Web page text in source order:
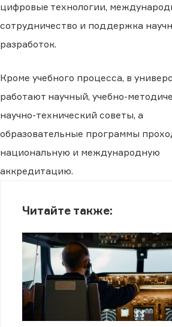
цифровые технологии,
сотрудничество и поддержка
разработок.
Кроме учебного процесса, в
работают научный, учебно-
научно-технический советы, а
образовательные программы
национальную и международную
аккредитацию.
Читайте также: